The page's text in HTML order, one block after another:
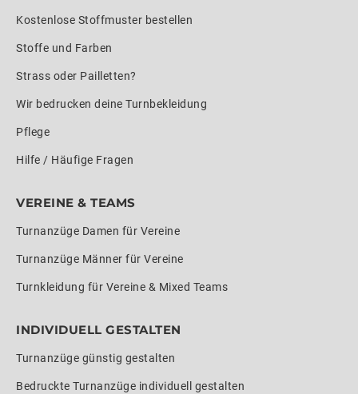
Kostenlose Stoffmuster bestellen
Stoffe und Farben
Strass oder Pailletten?
Wir bedrucken deine Turnbekleidung
Pflege
Hilfe / Häufige Fragen
VEREINE & TEAMS
Turnanzüge Damen für Vereine
Turnanzüge Männer für Vereine
Turnkleidung für Vereine & Mixed Teams
INDIVIDUELL GESTALTEN
Turnanzüge günstig gestalten
Bedruckte Turnanzüge individuell gestalten